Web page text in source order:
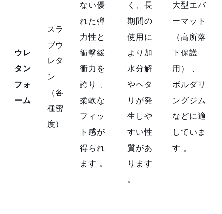
ウレ
タン
フォ
ーム
スラ
ブウ
レタ
ン
（各
種密
度）
ない優
れた弾
力性と
衝撃緩
衝力を
誇り
柔軟な
フィッ
ト感が
得られ
ます 。
く、長
期間の
使用に
より加
水分解
やヘタ
リが発
生しや
すい性
質があ
ります
。
大型エバ
ーマット
（高所落
下保護
用）
ボルダリ
ングジム
などに適
していま
す 。